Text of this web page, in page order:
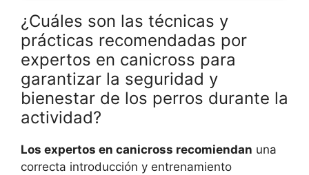
¿Cuáles son las técnicas y
prácticas recomendadas por
expertos en canicross para
garantizar la seguridad y
bienestar de los perros durante la
actividad?
Los expertos en canicross recomiendan una
correcta introducción y entrenamiento